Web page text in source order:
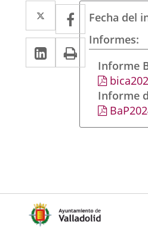
Twitter
Enlace
a
una
aplicación
externa.
Facebook
Enlace
a
una
aplicación
externa.
LinkedIn
Enlace
a
aplicación
externa.
Imprimir
Fecha del
Informes
Informe
Informe